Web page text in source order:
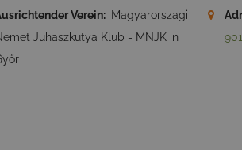
Verein: Magyarorszagi
Juhaszkutya Klub - MNJK in